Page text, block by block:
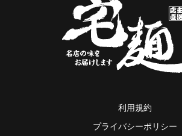
利用規約
プライバシーポリシー